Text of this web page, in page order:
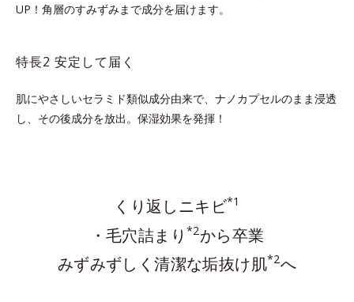
UP！ 角層のすみずみまで成分を届けます。
特長2 安定して届く
肌にやさしいセラミド類似成分由来で、ナノカプセルのまま浸透
し、その後成分を放出。保湿効果を発揮！
くり返しニキビ*1
・毛穴詰まり *2から卒業
みずみずしく清潔な垢抜け肌*2へ